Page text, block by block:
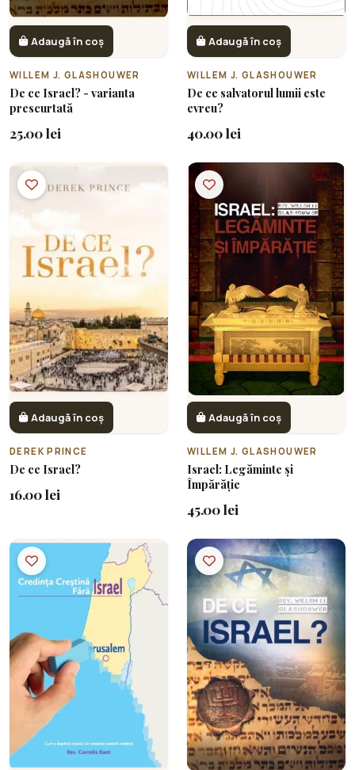
Adaugă în coș
WILLEM J. GLASHOUWER
De ce Israel? - varianta
prescurtată
25.00 lei
Adaugă în coș
WILLEM J. GLASHOUWER
De ce salvatorul lumii este
evreu?
40.00 lei
Adaugă în coș
DEREK PRINCE
De ce Israel?
16.00 lei
Adaugă în coș
WILLEM J. GLASHOUWER
Israel: Legăminte și
Împărăție
45.00 lei